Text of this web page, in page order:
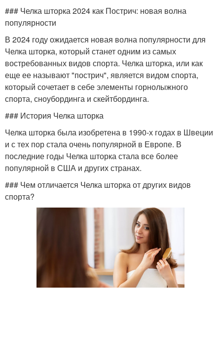
### Челка шторка 2024 как Пострич: новая волна
популярности
В 2024 году ожидается новая волна популярности для
Челка шторка, который станет одним из самых
востребованных видов спорта. Челка шторка, или как
еще ее называют "пострич", является видом спорта,
который сочетает в себе элементы горнолыжного
спорта, сноубординга и скейтбординга.
### История Челка шторка
Челка шторка была изобретена в 1990-х годах в Швеции
и с тех пор стала очень популярной в Европе. В
последние годы Челка шторка стала все более
популярной в США и других странах.
### Чем отличается Челка шторка от других видов
спорта?